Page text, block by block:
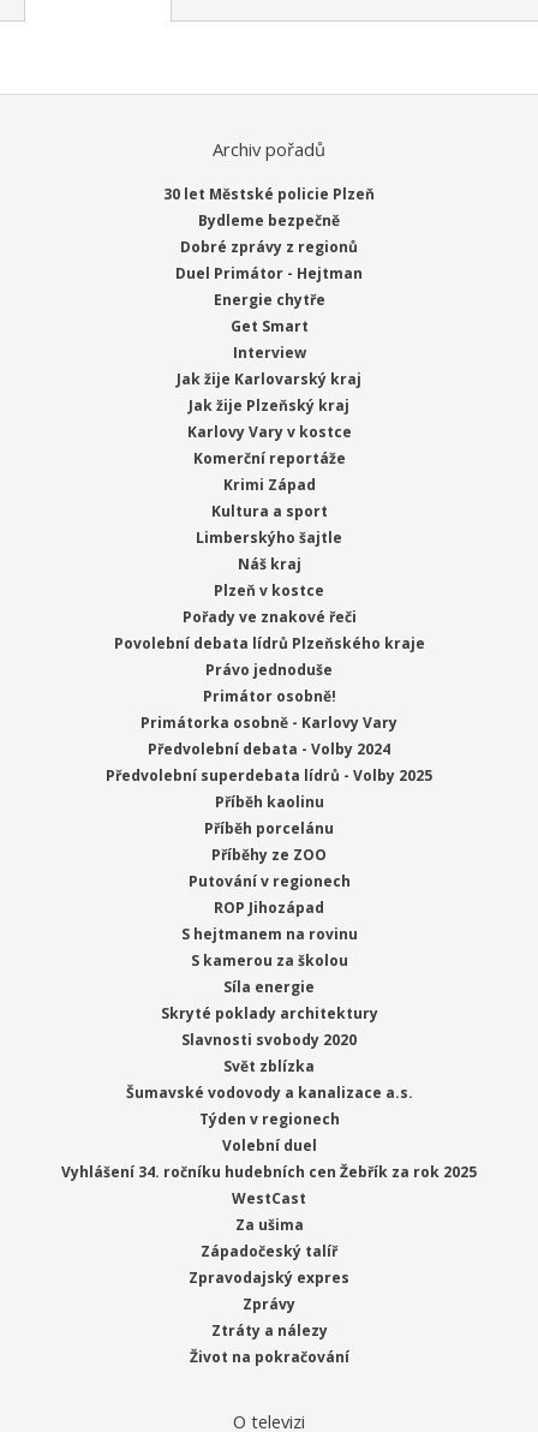
Archiv pořadů
30 let Městské policie Plzeň
Bydleme bezpečně
Dobré zprávy z regionů
Duel Primátor - Hejtman
Energie chytře
Get Smart
Interview
Jak žije Karlovarský kraj
Jak žije Plzeňský kraj
Karlovy Vary v kostce
Komerční reportáže
Krimi Západ
Kultura a sport
Limberskýho šajtle
Náš kraj
Plzeň v kostce
Pořady ve znakové řeči
Povolební debata lídrů Plzeňského kraje
Právo jednoduše
Primátor osobně!
Primátorka osobně - Karlovy Vary
Předvolební debata - Volby 2024
Předvolební superdebata lídrů - Volby 2025
Příběh kaolinu
Příběh porcelánu
Příběhy ze ZOO
Putování v regionech
ROP Jihozápad
S hejtmanem na rovinu
S kamerou za školou
Síla energie
Skryté poklady architektury
Slavnosti svobody 2020
Svět zblízka
Šumavské vodovody a kanalizace a.s.
Týden v regionech
Volební duel
Vyhlášení 34. ročníku hudebních cen Žebřík za rok 2025
WestCast
Za ušima
Západočeský talíř
Zpravodajský expres
Zprávy
Ztráty a nálezy
Život na pokračování
O televizi